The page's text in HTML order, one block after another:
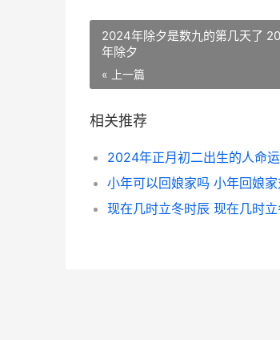
2024年除夕是数九的第几天了
年除夕
« 上一篇
相关推荐
小年可以回娘家吗 小年回娘
现在几时立冬时辰 现在几时